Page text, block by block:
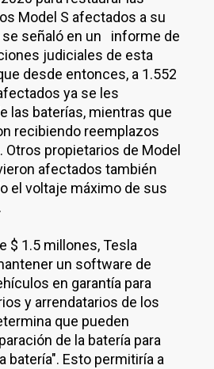
Model S afectados a su
señaló en un informe de
judiciales de esta
desde entonces, a 1.552
ya se les
las baterías, mientras que
recibiendo reemplazos
propietarios de Model
afectados también
el voltaje máximo de sus
$ 1.5 millones, Tesla
un software de
en garantía para
y arrendatarios de los
que pueden
de la batería para
batería". Esto permitiría a